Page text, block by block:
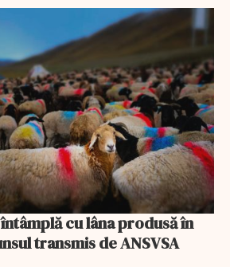
transmis de ANSVSA